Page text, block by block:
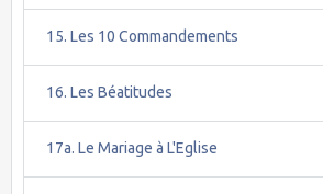
15. Les 10 Commandements
16. Les Béatitudes
17a. Le Mariage à L'Eglise